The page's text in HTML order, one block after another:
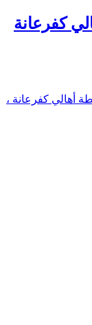
كفرعانة
أهالي كفرعانة ،